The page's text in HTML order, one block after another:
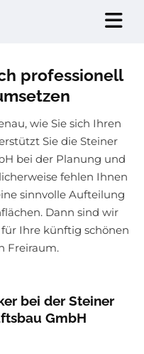
professionell
wie Sie sich Ihren
Sie die Steiner
bei der Planung und
fehlen Ihnen
sinnvolle Aufteilung
Dann sind wir
Ihre künftig schönen
Freiraum.
bei der Steiner
GmbH